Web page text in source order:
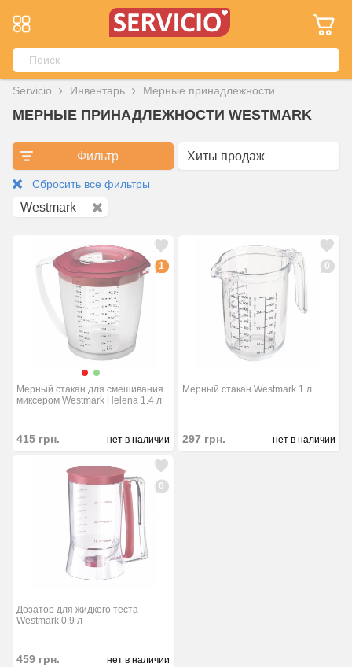
Servicio Инвентарь Мерные принадлежности
МЕРНЫЕ ПРИНАДЛЕЖНОСТИ WESTMARK
Фильтр
Сбросить все фильтры
Westmark
1
Мерный стакан для смешивания
миксером Westmark Helena 1.4 л
415 грн. нет в наличии
0
Мерный стакан Westmark 1 л
297 грн. нет в наличии
0
Дозатор для жидкого теста
Westmark 0.9 л
459 грн. нет в наличии